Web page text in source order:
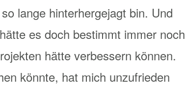
lange hinterhergejagt bin. Und
es doch bestimmt immer noch
hätte verbessern können.
könnte, hat mich unzufrieden